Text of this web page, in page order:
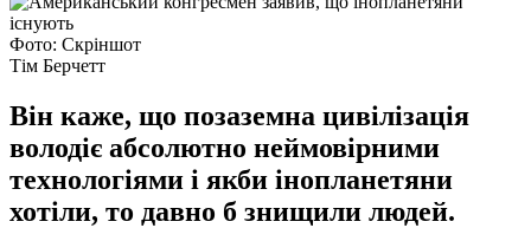
Фото: Скріншот
Тім Берчетт
Він каже, що позаземна цивілізація
володіє абсолютно неймовірними
технологіями і якби інопланетяни
хотіли, то давно б знищили людей.